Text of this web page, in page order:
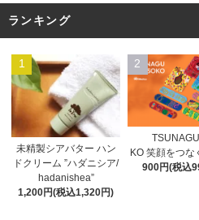
ランキング
1
未精製シアバター ハン
ドクリーム ”ハダニシア/
hadanishea”
1,200円(税込1,320円)
2
KO 笑顔をつな
900円(税込